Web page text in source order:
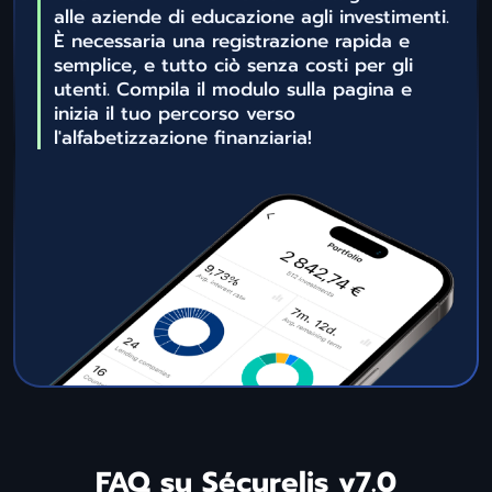
alle aziende di educazione agli investimenti.
È necessaria una registrazione rapida e
semplice, e tutto ciò senza costi per gli
utenti. Compila il modulo sulla pagina e
inizia il tuo percorso verso
l'alfabetizzazione finanziaria!
FAQ su Sécurelis v7.0